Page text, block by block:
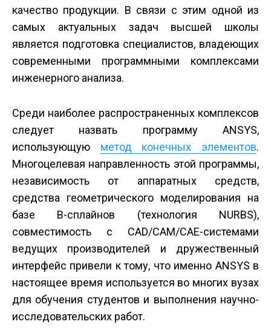
качество продукции. В связи с этим одной из
самых актуальных задач высшей школы
является подготовка специалистов, владеющих
современными программными комплексами
инженерного анализа.
Среди наиболее распространенных комплексов
следует назвать программу ANSYS,
использующую метод конечных элементов.
Многоцелевая направленность этой программы,
независимость от аппаратных средств,
средства геометрического моделирования на
базе B-сплайнов (технология NURBS),
совместимость с CAD/CAM/CAE-системами
ведущих производителей и дружественный
интерфейс привели к тому, что именно ANSYS в
настоящее время используется во многих вузах
для обучения студентов и выполнения научно-
исследовательских работ.